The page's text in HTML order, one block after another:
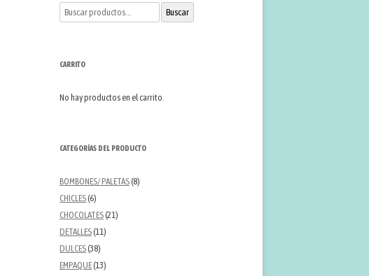
Buscar
por:
Buscar
CARRITO
No hay productos en el carrito.
CATEGORÍAS DEL PRODUCTO
BOMBONES/ PALETAS(8)
CHICLES(6)
CHOCOLATES(21)
DETALLES(11)
DULCES(38)
EMPAQUE(13)